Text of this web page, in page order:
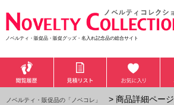
ノベルティ・販促品・販促グッズ・名入れ記念品の総合サイト
ノベルティ・販促品の「ノベコレ」 > 商品詳細ページ